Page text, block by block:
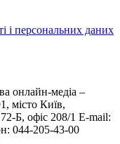
і персональних даних
онлайн-медіа –
місто Київ,
Б, офіс 208/1 E-mail:
044-205-43-00